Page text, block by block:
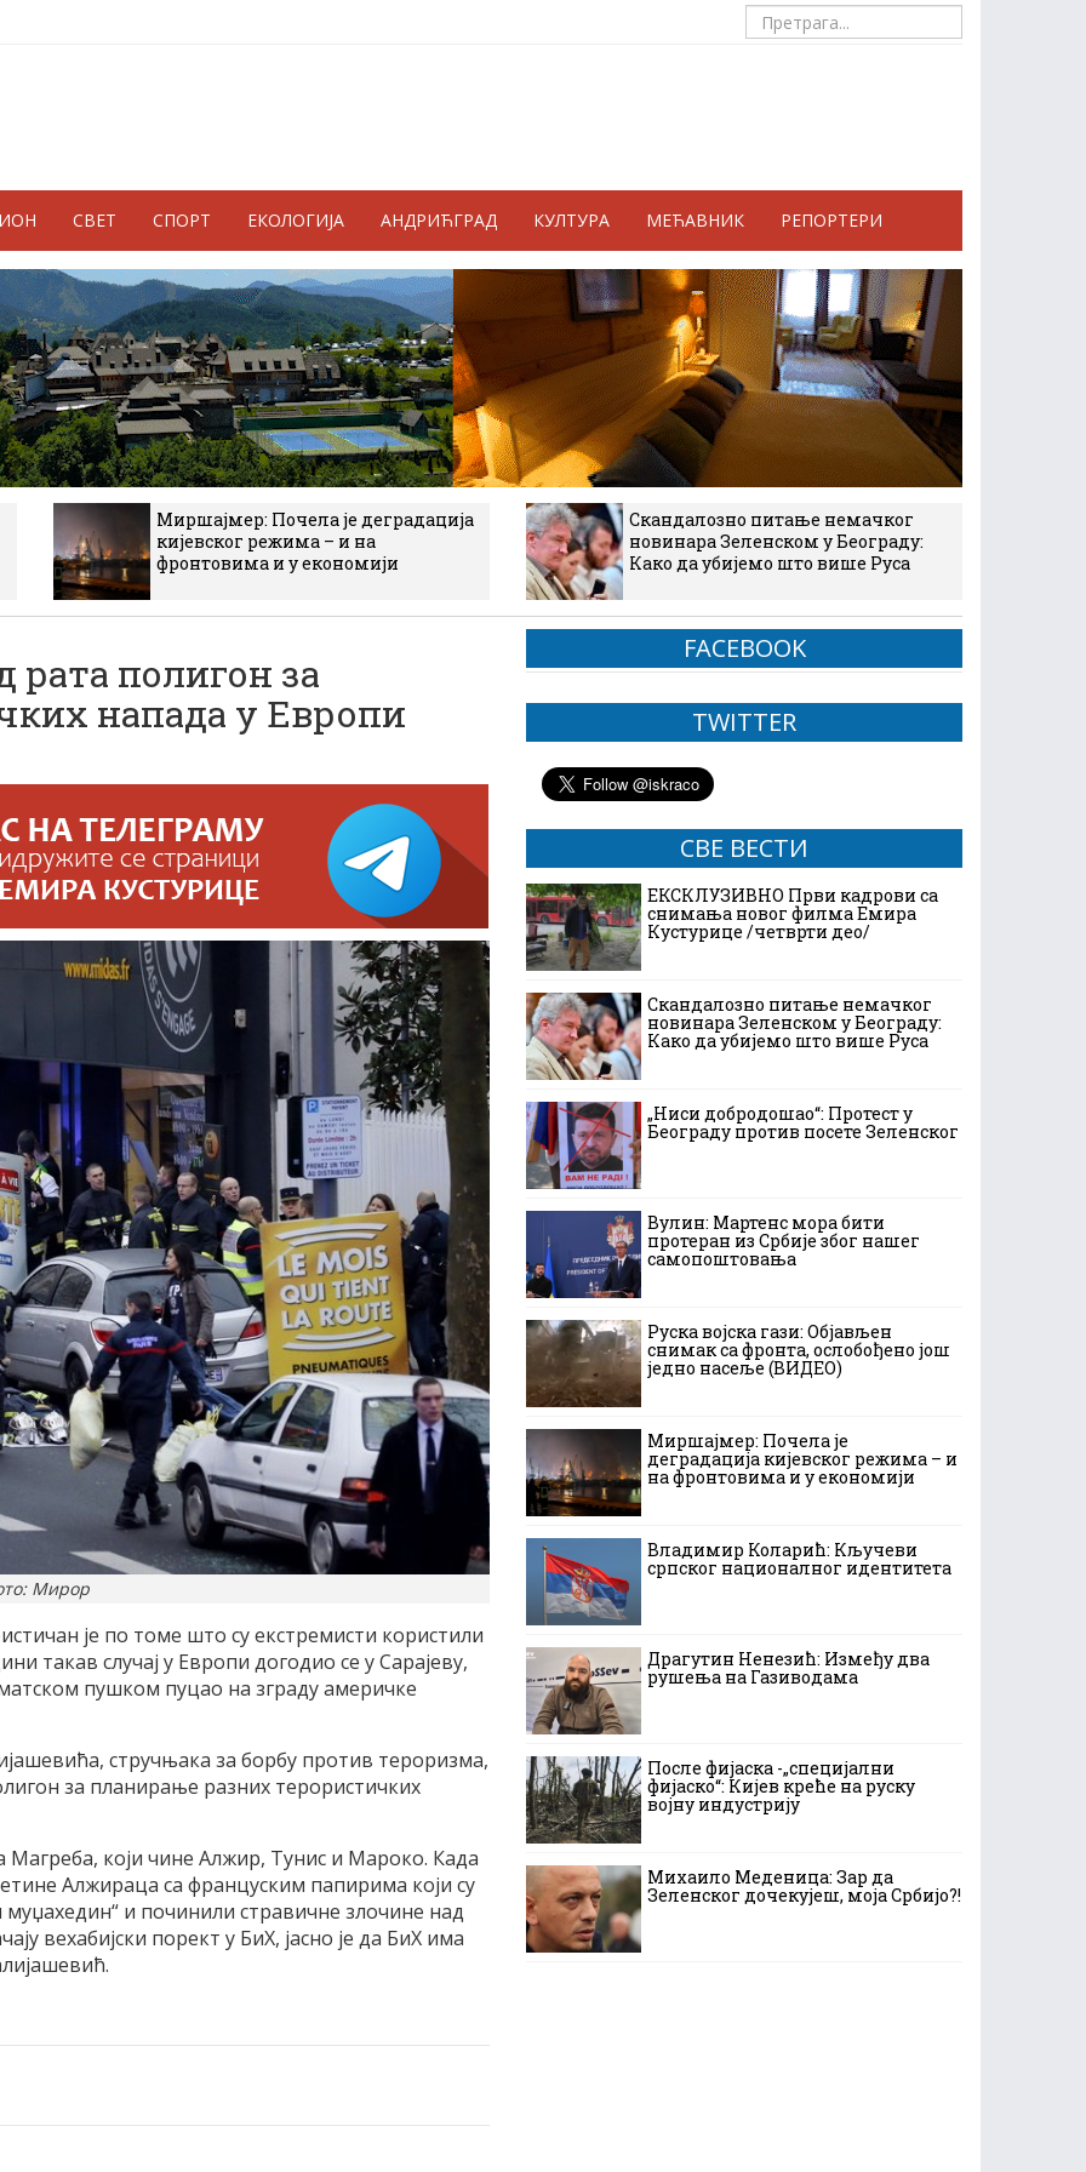
СВЕТ СПОРТ ЕКОЛОГИЈА АНДРИЋГРАД КУЛТУРА МЕЋАВНИК РЕПОРТЕРИ
Миршајмер: Почела је деградација
кијевског режима – и на
фронтовима и у економији
Скандалозно питање немачког
новинара Зеленском у Београду:
Како да убијемо што више Руса
полигон за
напада у Европи
Мирор
је по томе што су екстремисти користили
такав случај у Европи догодио се у Сарајеву,
пушком пуцао на зграду америчке
стручњака за борбу против тероризма,
за планирање разних терористичких
који чине Алжир, Тунис и Мароко. Када
Алжираца са француским папирима који су
и починили стравичне злочине над
вехабијски порект у БиХ, јасно је да БиХ има
FACEBOOK
TWITTER
СВЕ ВЕСТИ
ЕКСКЛУЗИВНО Први кадрови са
снимања новог филма Емира
Кустурице /четврти део/
Скандалозно питање немачког
новинара Зеленском у Београду:
Како да убијемо што више Руса
„Ниси добродошао“: Протест у
Београду против посете Зеленског
Вулин: Мартенс мора бити
протеран из Србије због нашег
самопоштовања
Руска војска гази: Објављен
снимак са фронта, ослобођено још
једно насеље (ВИДЕО)
Миршајмер: Почела је
деградација кијевског режима – и
на фронтовима и у економији
Владимир Коларић: Кључеви
српског националног идентитета
Драгутин Ненезић: Између два
рушења на Газиводама
После фијаска -„специјални
фијаско“: Кијев креће на руску
војну индустрију
Михаило Меденица: Зар да
Зеленског дочекујеш, моја Србијо?!